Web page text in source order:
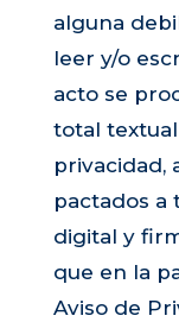
alguna
leer y/o
acto se
total
privacidad,
pactados a
digital y
que en la
Aviso de